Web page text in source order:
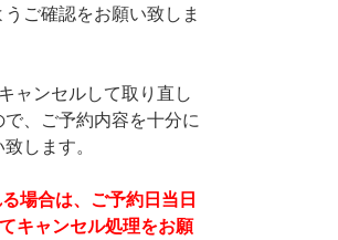
ご確認をお願い致しま
ャンセルして取り直し
、ご予約内容を十分に
します。
場合は、ご予約日当日
キャンセル処理をお願